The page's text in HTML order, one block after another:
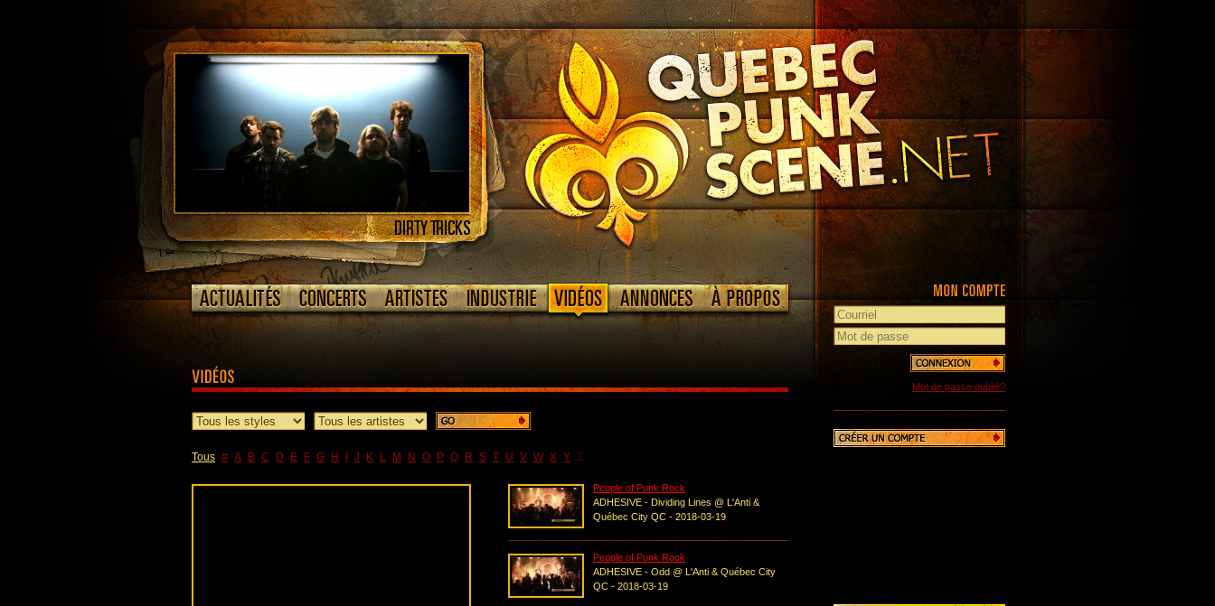
Tous # A B C D E F G H J K L M N O P Q R S T U V W X Y Z
People of Punk Rock
ADHESIVE - Dividing Lines @ L'Anti &
Québec City QC - 2018-03-19
People of Punk Rock
ADHESIVE - Odd @ L'Anti & Québec City
QC - 2018-03-19
Mot de passe oublié?